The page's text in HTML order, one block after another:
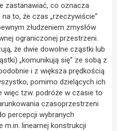
zastanawiać, co oznacza
to, że czas „rzeczywiście”
złudzeniem zmysłów
ograniczonej przestrzeni.
że dwie dowolne cząstki lub
„komunikują się” ze sobą z
i z większa prędkością
pomimo dzielących ich
więc tzw. podróże w czasie to
czasoprzestrzeni
percepcji wybranych
linearnej konstrukcji